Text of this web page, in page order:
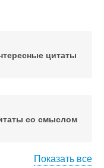
цитаты
со смыслом
Показать все